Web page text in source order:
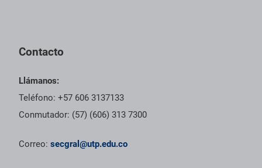
Contacto
Llámanos:
Teléfono: +57 606 3137133
Conmutador: (57) (606) 313 7300
Correo: secgral@utp.edu.co